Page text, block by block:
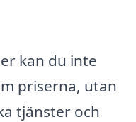
kan du inte
priserna, utan
tjänster och